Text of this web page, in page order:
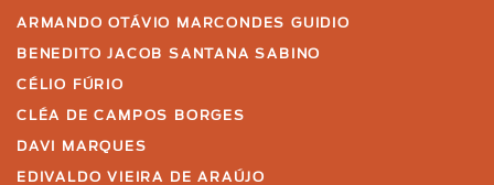
ARMANDO OTÁVIO MARCONDES GUIDIO
BENEDITO JACOB SANTANA SABINO
CÉLIO FÚRIO
CLÉA DE CAMPOS BORGES
DAVI MARQUES
EDIVALDO VIEIRA DE ARAÚJO